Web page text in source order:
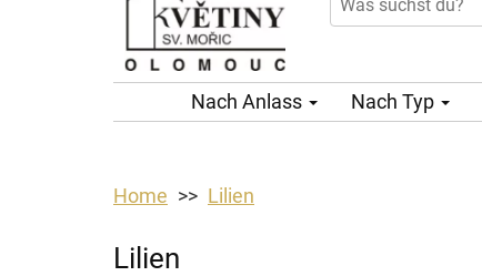
Nach Anlass Nach Typ
Home Lilien
Lilien